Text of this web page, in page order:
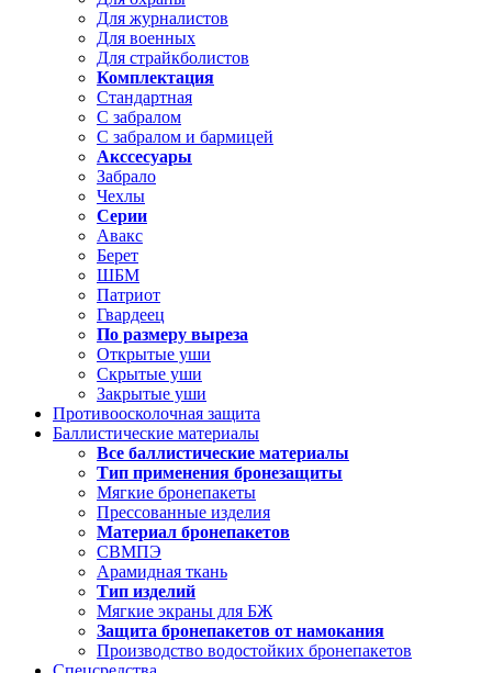
Для журналистов
Для военных
Для страйкболистов
Комплектация
Стандартная
С забралом
С забралом и бармицей
Акссесуары
Забрало
Чехлы
Серии
Авакс
Берет
ШБМ
Патриот
Гвардеец
По размеру выреза
Открытые уши
Скрытые уши
Закрытые уши
Противоосколочная защита
Баллистические материалы
Все баллистические материалы
Тип применения бронезащиты
Мягкие бронепакеты
Прессованные изделия
Материал бронепакетов
СВМПЭ
Арамидная ткань
Тип изделий
Мягкие экраны для БЖ
Защита бронепакетов от намокания
Производство водостойких бронепакетов